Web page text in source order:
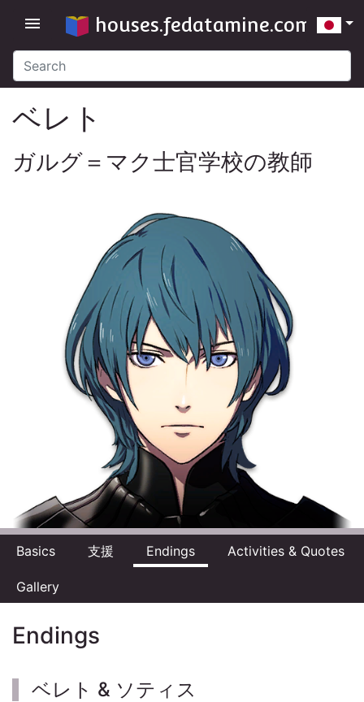
menu houses.fedatamine.com
ベレト
ガルグ＝マク士官学校の教師
Basics 支援 Endings Activities & Quotes
Gallery
Endings
ベレト & ソティス